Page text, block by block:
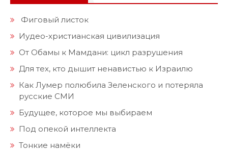
Фиговый листок
Иудео-христианская цивилизация
От Обамы к Мамдани: цикл разрушения
Для тех, кто дышит ненавистью к Израилю
Как Лумер полюбила Зеленского и потеряла
русские СМИ
Будущее, которое мы выбираем
Под опекой интеллекта
Тонкие намёки